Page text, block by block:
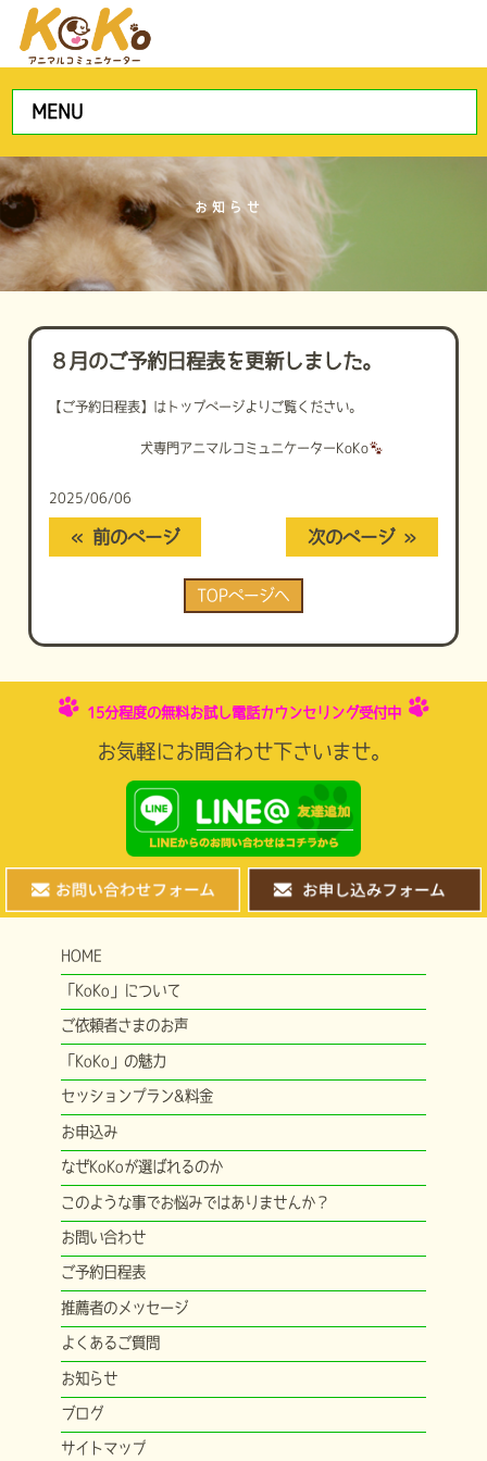
MENU
お知らせ
８月のご予約日程表を更新しました。
【ご予約日程表】はトップページよりご覧ください。
犬専門アニマルコミュニケーターKoKo
2025/06/06
« 前のページ 次のページ »
TOPページへ
15分程度の無料お試し電話カウンセリング受付中
お気軽にお問合わせ下さいませ。
HOME
「KoKo」について
ご依頼者さまのお声
「KoKo」の魅力
セッションプラン&料金
お申込み
なぜKoKoが選ばれるのか
このような事でお悩みではありませんか？
お問い合わせ
ご予約日程表
推薦者のメッセージ
よくあるご質問
お知らせ
ブログ
サイトマップ